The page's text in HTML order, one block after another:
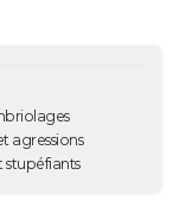
agressions
stupéfiants